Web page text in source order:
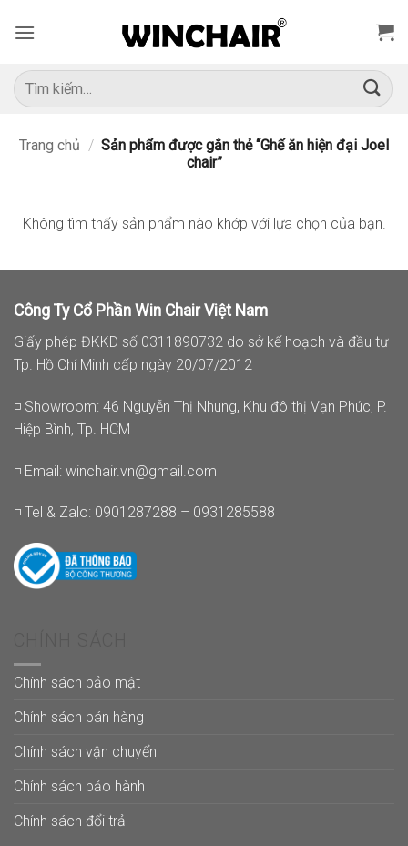
qua
dung
Tìm
kiếm:
Trang chủ / Sản phẩm được gắn thẻ “Ghế ăn hiện đại Joel
chair”
Không tìm thấy sản phẩm nào khớp với lựa chọn của bạn.
Công Ty Cổ Phần Win Chair Việt Nam
Giấy phép ĐKKD số 0311890732 do sở kế hoạch và đầu tư
Tp. Hồ Chí Minh cấp ngày 20/07/2012
◽ Showroom: 46 Nguyễn Thị Nhung, Khu đô thị Vạn Phúc, P.
Hiệp Bình, Tp. HCM
◽ Email: winchair.vn@gmail.com
◽ Tel & Zalo: 0901287288 – 0931285588
Chính sách bảo mật
Chính sách bán hàng
Chính sách vận chuyển
Chính sách bảo hành
Chính sách đổi trả